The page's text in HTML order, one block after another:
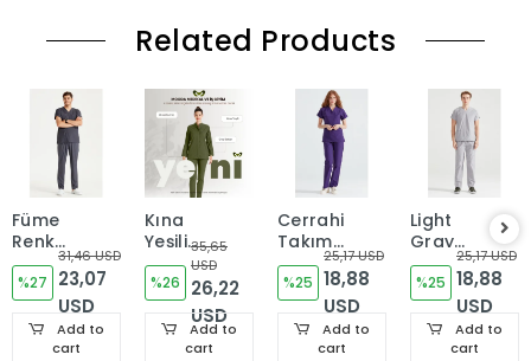
Related Products
Füme
Renk
Likra
Kumaş
Dr
Greys
Kesim
%27
31,46 USD
23,07
USD
Add to
cart
Kına
Yeşili
Renk
Rosa
Model
Likralı
Kumaş
%26
35,65
USD
26,22
USD
Add to
cart
Cerrahi
Takım
Terikoton
İnce
Kumaş
Mor
Renkli V
%25
25,17 USD
18,88
USD
Add to
cart
Light
Gray
Suit
Tericotton
Thin
Fabric
%25
25,17 USD
18,88
USD
Add to
cart